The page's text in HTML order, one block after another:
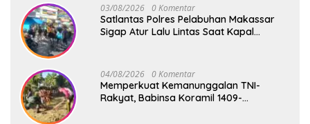
03/08/2026 0 Komentar
Satlantas Polres Pelabuhan Makassar
Sigap Atur Lalu Lintas Saat Kapal
04/08/2026 0 Komentar
Memperkuat Kemanunggalan TNI-
Rakyat, Babinsa Koramil 1409-